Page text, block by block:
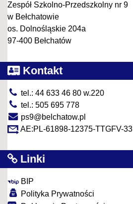
Zespół Szkolno-Przedszkolny nr 9
w Bełchatowie
os. Dolnośląskie 204a
97-400 Bełchatów
Kontakt
tel.: 44 633 46 80 w.220
tel.: 505 695 778
ps9@belchatow.pl
AE:PL-61898-12375-TTGFV-33
Linki
BIP
Polityka Prywatności